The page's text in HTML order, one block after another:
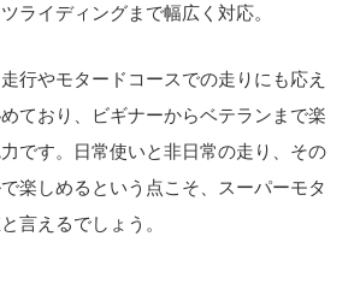
ライディングまで幅広く対応。
行やモタードコースでの走りにも応え
ており、ビギナーからベテランまで楽
です。日常使いと非日常の走り、その
楽しめるという点こそ、スーパーモタ
言えるでしょう。